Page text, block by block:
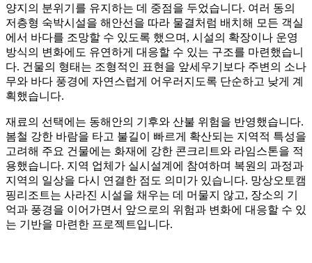
양지의 분위기를 유지하는 데 중점을 두었습니다. 여러 동의
저층형 숙박시설을 해안선을 따라 물결처럼 배치해 모든 객실
에서 바다를 조망할 수 있도록 했으며, 시설의 확장이나 운영
방식의 변화에도 유연하게 대응할 수 있는 구조를 마련했습니
다. 건물의 형태는 조형적인 표현을 앞세우기보다 주변의 소나
무와 바다 풍경에 자연스럽게 어우러지도록 단순하고 낮게 계
획했습니다.
재료의 선택에는 동해안의 기후와 산불 위험을 반영했습니다.
봄철 강한 바람을 타고 불길이 빠르게 확산되는 지역적 특성을
고려해 주요 건물에는 화재에 강한 콘크리트와 라임스톤을 적
용했습니다. 지역 업체가 실시설계에 참여하며 복원의 과정과
지역의 일상을 다시 연결한 점도 의미가 있습니다. 망상오토캠
핑리조트는 사라진 시설을 채우는 데 머물지 않고, 장소의 기
억과 풍경을 이어가면서 앞으로의 위험과 변화에 대응할 수 있
는 기반을 마련한 프로젝트입니다.